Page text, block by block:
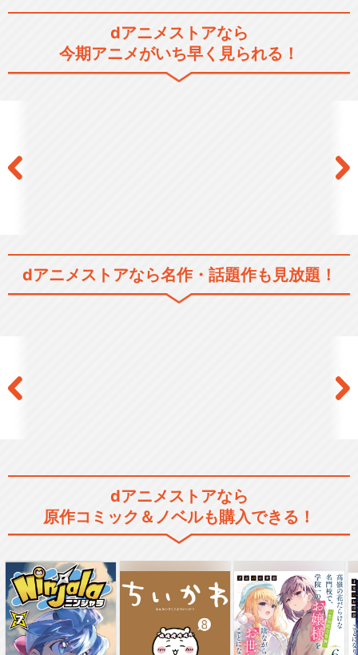
dアニメストアなら
今期アニメがいち早く見られる！
dアニメストアなら名作・話題作も見放題！
dアニメストアなら
原作コミック＆ノベルも購入できる！